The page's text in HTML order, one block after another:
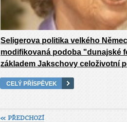
Seligerova politika velkého
modifikovaná podoba "dunajské
základem Jakschovy celoživotní
CELÝ PŘÍSPĚVEK
« PŘEDCHOZÍ